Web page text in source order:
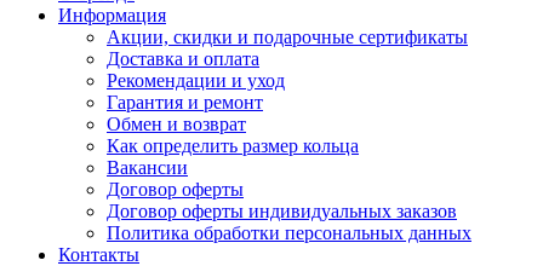
Информация
Акции, скидки и подарочные сертификаты
Доставка и оплата
Рекомендации и уход
Гарантия и ремонт
Обмен и возврат
Как определить размер кольца
Вакансии
Договор оферты
Договор оферты индивидуальных заказов
Политика обработки персональных данных
Контакты